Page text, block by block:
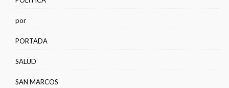
por
PORTADA
SALUD
SAN MARCOS